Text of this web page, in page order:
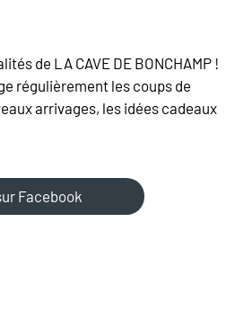
de LA CAVE DE BONCHAMP !
régulièrement les coups de
arrivages, les idées cadeaux
Facebook